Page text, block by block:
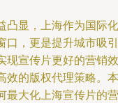
凸显，上海作为国际化
口，更是提升城市吸引
现宣传片更好的营销效
效的版权代理策略。本
最大化上海宣传片的营